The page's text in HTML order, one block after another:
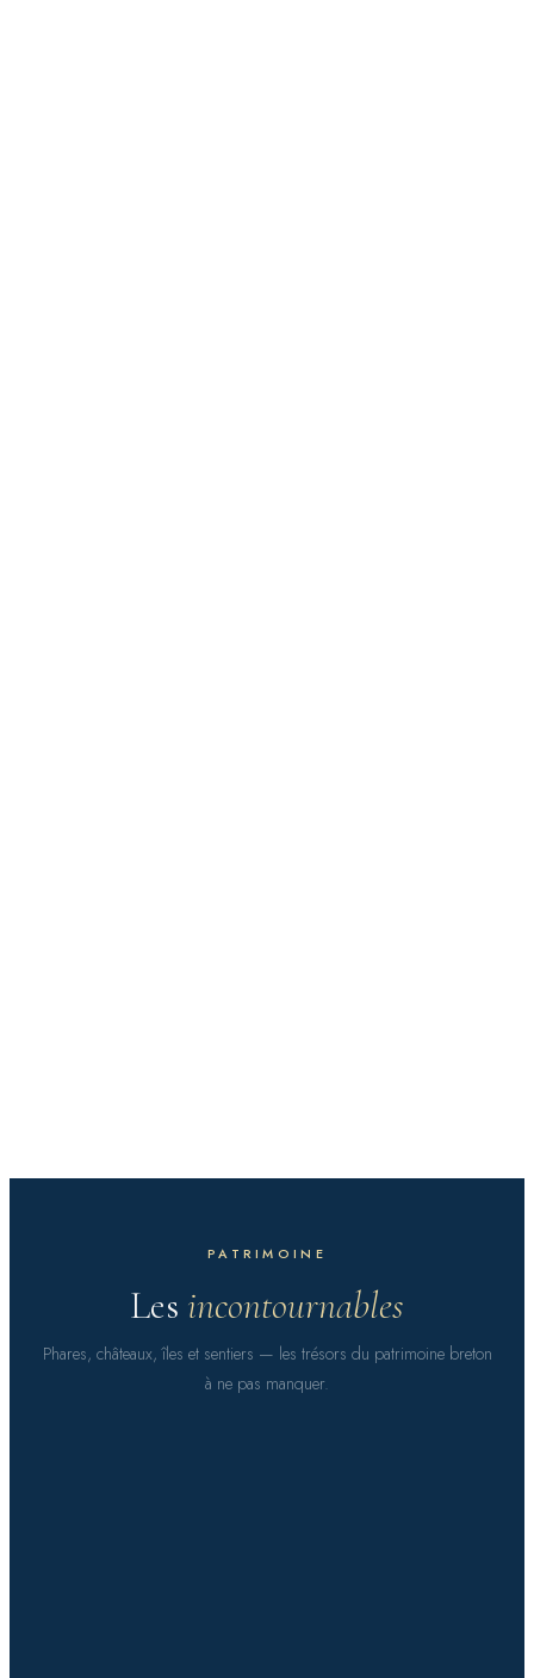
Le Morbihan
PATRIMOINE
Les incontournables
Phares, châteaux, îles et sentiers — les trésors du patrimoine breton
à ne pas manquer.